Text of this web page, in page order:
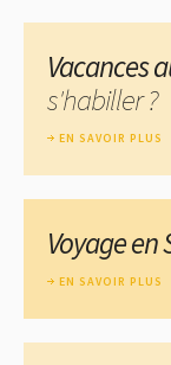
Vacances
s'habiller ?
EN SAVOIR PLUS
Voyage en
EN SAVOIR PLUS